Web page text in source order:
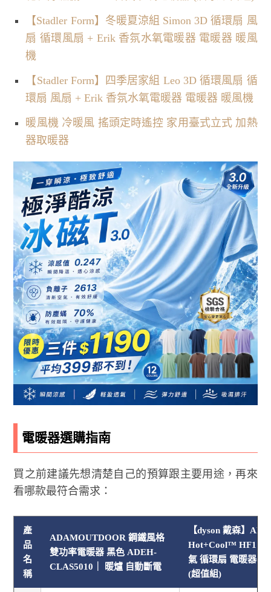
【Stadler Form】冬暖夏涼組 Simon 3D 循環扇 風
扇 循環風扇 + Erik 香氛水氧電暖器 電暖器 暖風
機
【Stadler Form】四季居家組 Leo 3D 循環風扇 循
環扇 風扇 + Erik 香氛水氧電暖器 電暖器 暖風機
暖風機 冷暖風 搖頭定時遙控 家用臺式立式 加熱
器取暖器
電暖器選購指南
買之前建議先想清楚自己的預算跟主要用途，再來
看哪款最符合需求：
產
品
名
稱
ADAMOUTDOOR 鋼鐵風格
雙功率電暖器 黑色 ADEH-
CLAS5010｜ 暖爐 自動斷電
【dyson 戴森】
Hot+Cool™ HF1 涼
氣 循環扇 電暖器(
(超值組)